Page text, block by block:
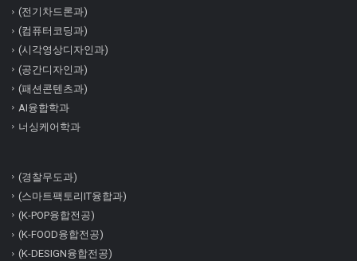
(전기차드론과)
(컴퓨터코딩과)
(시각영상디자인과)
(공간디자인과)
(패션콘텐츠과)
AI융합학과
너싱케어학과
(경찰무도과)
(스마트팩토리IT융합과)
(K-POP융합전공)
(K-FOOD융합전공)
(K-DESIGN융합전공)